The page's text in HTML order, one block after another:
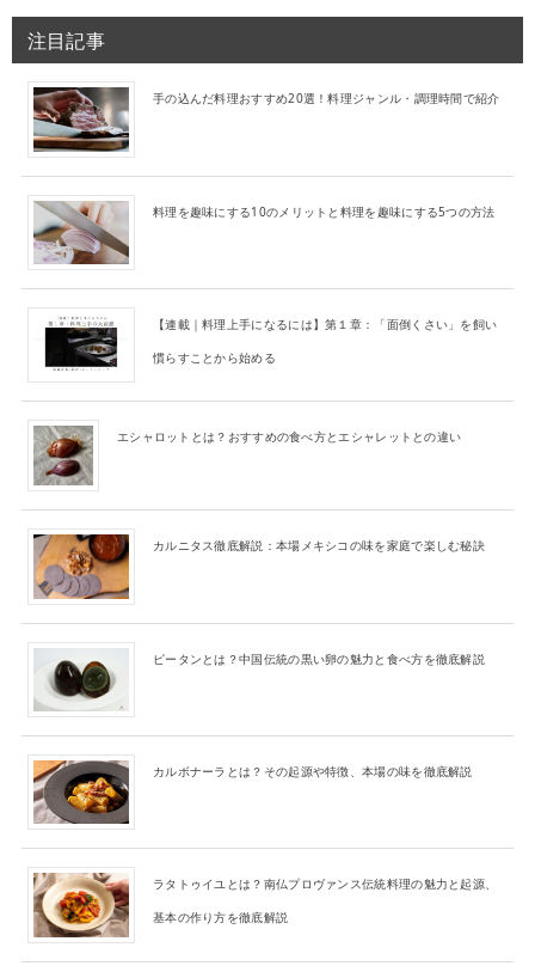
注目記事
手の込んだ料理おすすめ20選！料理ジャンル・調理時間で紹介
料理を趣味にする10のメリットと料理を趣味にする5つの方法
【連載｜料理上手になるには】第１章：「面倒くさい」を飼い
慣らすことから始める
エシャロットとは？おすすめの食べ方とエシャレットとの違い
カルニタス徹底解説：本場メキシコの味を家庭で楽しむ秘訣
ピータンとは？中国伝統の黒い卵の魅力と食べ方を徹底解説
カルボナーラとは？その起源や特徴、本場の味を徹底解説
ラタトゥイユとは？南仏プロヴァンス伝統料理の魅力と起源、
基本の作り方を徹底解説